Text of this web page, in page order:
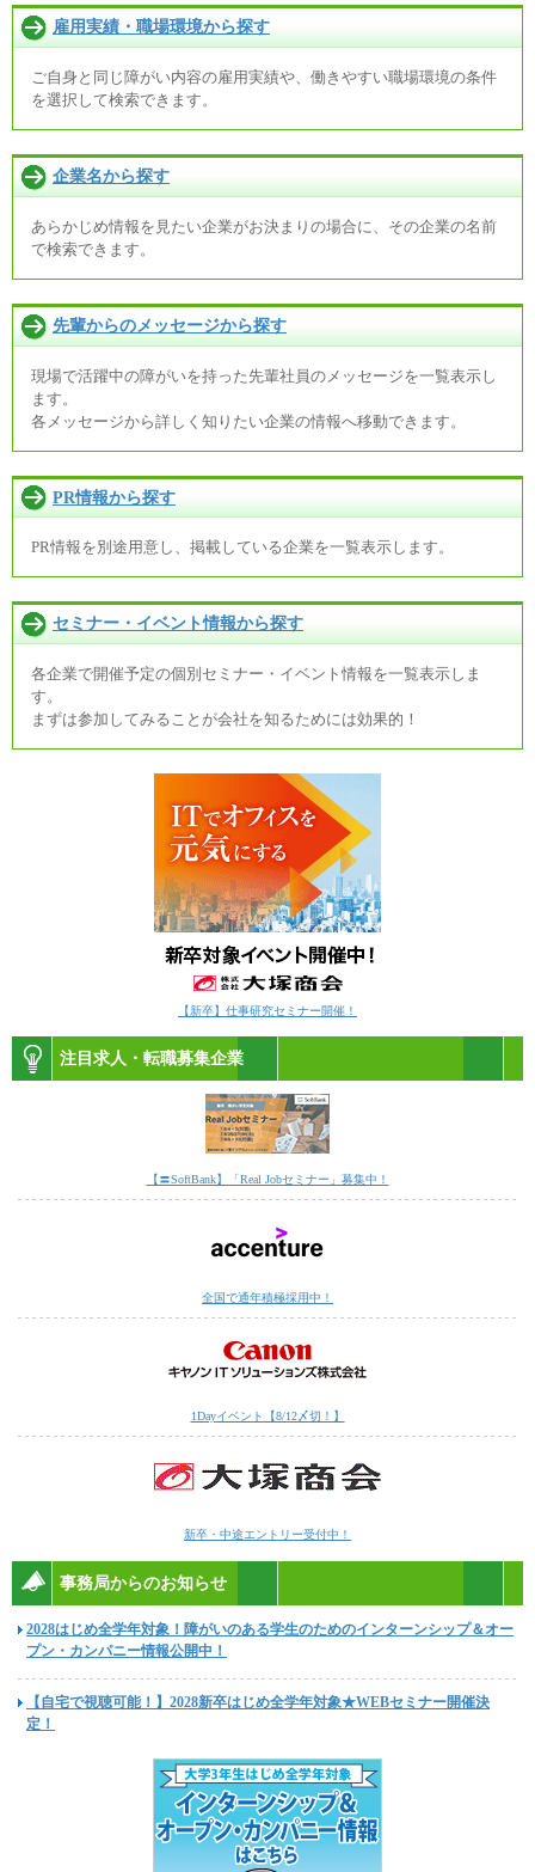
雇用実績・職場環境から探す
ご自身と同じ障がい内容の雇用実績や、働きやすい職場環境の条件
を選択して検索できます。
企業名から探す
あらかじめ情報を見たい企業がお決まりの場合に、その企業の名前
で検索できます。
先輩からのメッセージから探す
現場で活躍中の障がいを持った先輩社員のメッセージを一覧表示し
ます。
各メッセージから詳しく知りたい企業の情報へ移動できます。
PR情報から探す
PR情報を別途用意し、掲載している企業を一覧表示します。
セミナー・イベント情報から探す
各企業で開催予定の個別セミナー・イベント情報を一覧表示しま
す。
まずは参加してみることが会社を知るためには効果的！
【新卒】仕事研究セミナー開催！
注目求人・転職募集企業
【〓SoftBank】「Real Jobセミナー」募集中！
全国で通年積極採用中！
1Dayイベント【8/12〆切！】
新卒・中途エントリー受付中！
事務局からのお知らせ
2028はじめ全学年対象！障がいのある学生のためのインターンシップ＆オー
プン・カンパニー情報公開中！
【自宅で視聴可能！】2028新卒はじめ全学年対象★WEBセミナー開催決
定！